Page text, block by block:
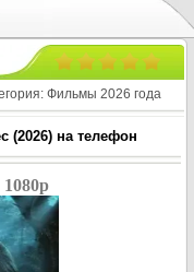
Фильмы 2026 года
(2026) на телефон
углу!!!